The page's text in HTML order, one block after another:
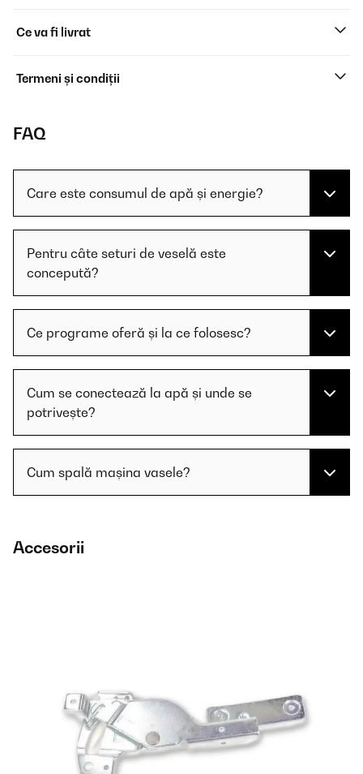
Ce va fi livrat
Termeni și condiții
FAQ
Care este consumul de apă și energie?
Pentru câte seturi de veselă este
concepută?
Ce programe oferă și la ce folosesc?
Cum se conectează la apă și unde se
potrivește?
Cum spală mașina vasele?
Accesorii